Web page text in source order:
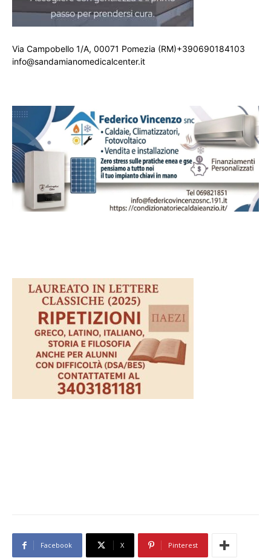
Via Campobello 1/A, 00071 Pomezia (RM)+390690184103
info@sandamianomedicalcenter.it
Facebook X Pinterest